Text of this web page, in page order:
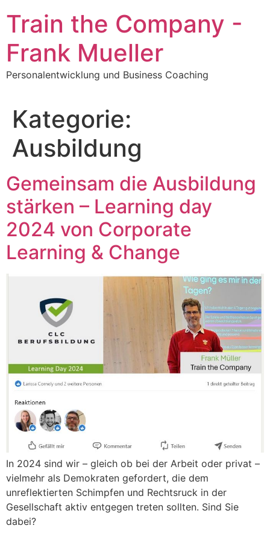
Inhalt
springen
Train the Company -
Frank Mueller
Personalentwicklung und Business Coaching
Kategorie:
Ausbildung
Gemeinsam die Ausbildung
stärken – Learning day
2024 von Corporate
Learning & Change
In 2024 sind wir – gleich ob bei der Arbeit oder privat –
vielmehr als Demokraten gefordert, die dem
unreflektierten Schimpfen und Rechtsruck in der
Gesellschaft aktiv entgegen treten sollten. Sind Sie
dabei?